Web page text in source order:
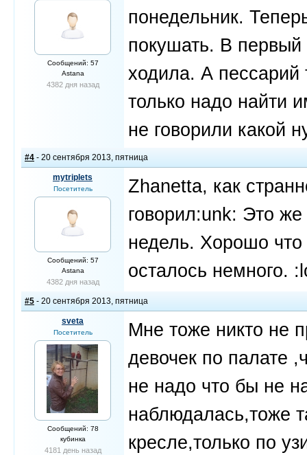
Сообщений: 57
Astana
4382 дня назад
понедельник.
покушать. В первый
ходила. А пессарий
только надо найти
не говорили какой
#4 - 20 сентября 2013, пятница
mytriplets
Посетитель
Сообщений: 57
Astana
4382 дня назад
Zhanetta, как
говорил:unk: Это
недель. Хорошо
осталось немного.
#5 - 20 сентября 2013, пятница
sveta
Посетитель
Сообщений: 78
кубинка
4181 день назад
Мне тоже никто не
девочек по палате
не надо что бы не
наблюдалась,тоже
кресле,только по